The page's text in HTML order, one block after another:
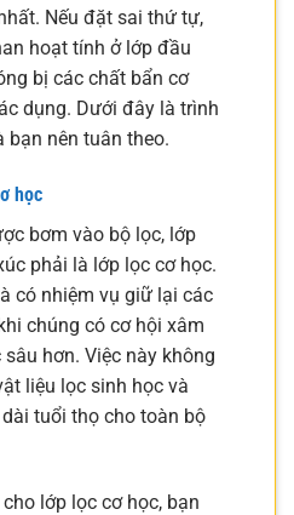
Nếu đặt sai thứ tự,
hoạt tính ở lớp đầu
bị các chất bẩn cơ
dụng. Dưới đây là trình
bạn nên tuân theo.
học
bơm vào bộ lọc, lớp
phải là lớp lọc cơ học.
có nhiệm vụ giữ lại các
chúng có cơ hội xâm
hơn. Việc này không
liệu lọc sinh học và
tuổi thọ cho toàn bộ
lớp lọc cơ học, bạn